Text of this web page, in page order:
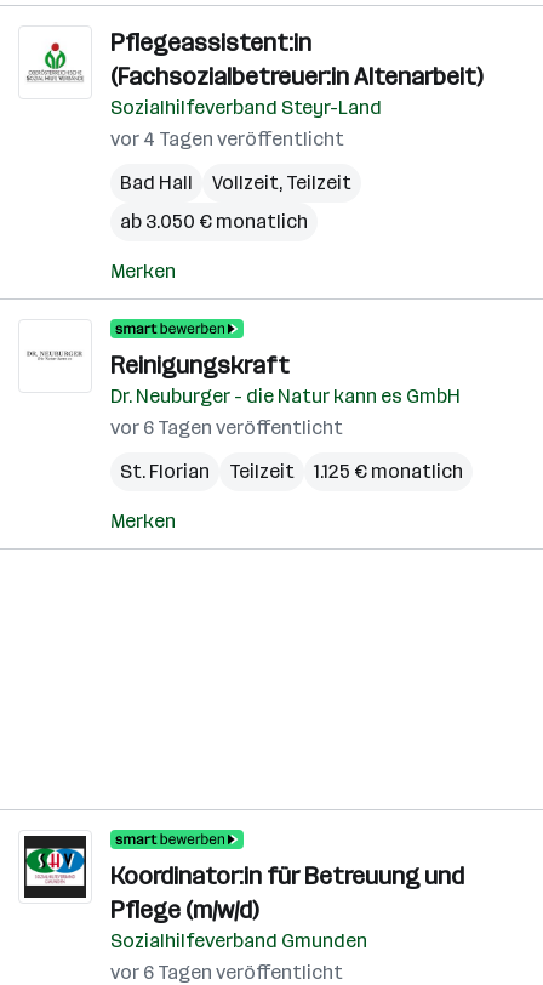
Pflegeassistent:in
(Fachsozialbetreuer:in Altenarbeit)
Sozialhilfeverband Steyr-Land
vor 4 Tagen veröffentlicht
Bad Hall
Vollzeit, Teilzeit
ab 3.050 € monatlich
Merken
Reinigungskraft
Dr. Neuburger - die Natur kann es GmbH
vor 6 Tagen veröffentlicht
St. Florian
Teilzeit 1.125 € monatlich
Merken
Koordinator:in für Betreuung und
Pflege (m/w/d)
Sozialhilfeverband Gmunden
vor 6 Tagen veröffentlicht